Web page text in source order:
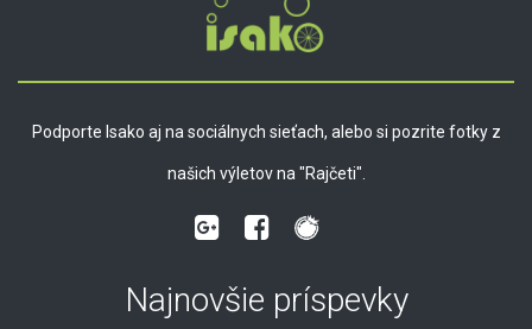
Podporte Isako aj na sociálnych sieťach, alebo si pozrite fotky z
našich výletov na "Rajčeti".
Najnovšie príspevky